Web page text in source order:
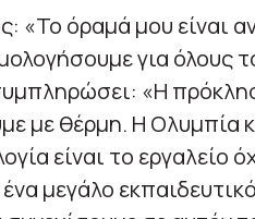
όραμά μου είναι
για όλους
«Η
με θέρμη. Η Ολυμπία
είναι το εργαλείο
μεγάλο